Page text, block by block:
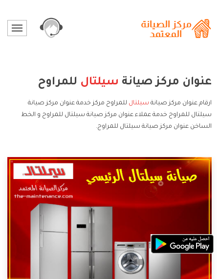
عنوان مركز صيانة سيلتال للمراوح
ارقام عنوان مركز صيانة سيلتال للمراوح مركز خدمة عنوان مركز صيانة
سيلتال للمراوح خدمة عملاء عنوان مركز صيانة سيلتال للمراوح و الخط
الساخن عنوان مركز صيانة سيلتال للمراوح.